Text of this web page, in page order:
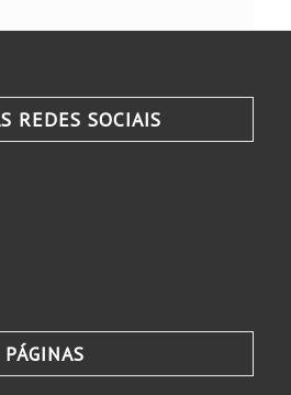
REDES SOCIAIS
PÁGINAS